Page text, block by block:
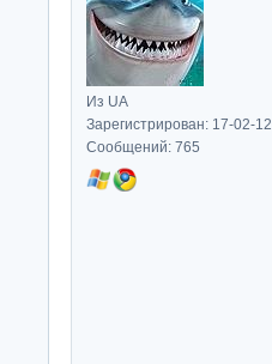
Из UA
Зарегистрирован: 17-02-12
Сообщений: 765